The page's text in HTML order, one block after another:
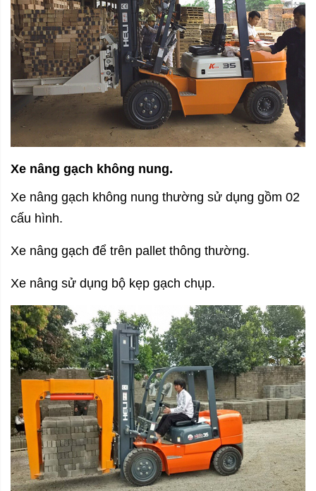
Xe nâng gạch không nung.
Xe nâng gạch không nung thường sử dụng gồm 02
cấu hình.
Xe nâng gạch để trên pallet thông thường.
Xe nâng sử dụng bộ kẹp gạch chụp.